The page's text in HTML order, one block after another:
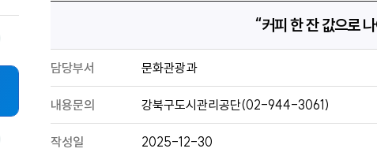
“커피 한 잔 값으로
담당부서 문화관광과
내용문의 강북구도시관리공단(02-944-3061)
작성일 2025-12-30